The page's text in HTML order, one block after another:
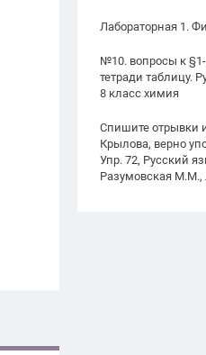
Лабораторная 1.
№10. вопросы к §1-
тетради таблицу.
8 класс химия
Спишите отрывки
Крылова, верно
Упр. 72, Русский
Разумовская М.М.,